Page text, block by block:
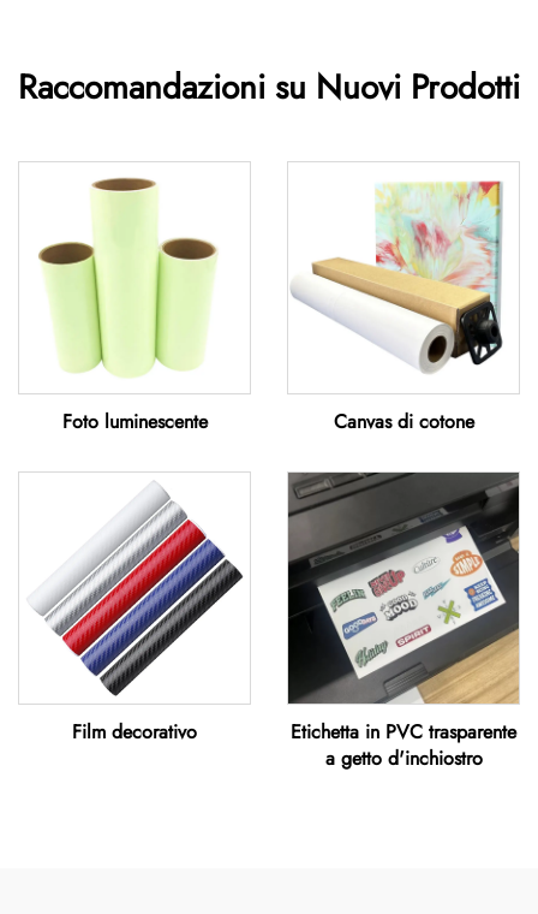
Raccomandazioni su Nuovi Prodotti
Foto luminescente Canvas di cotone
Film decorativo
Etichetta in PVC trasparente
a getto d'inchiostro